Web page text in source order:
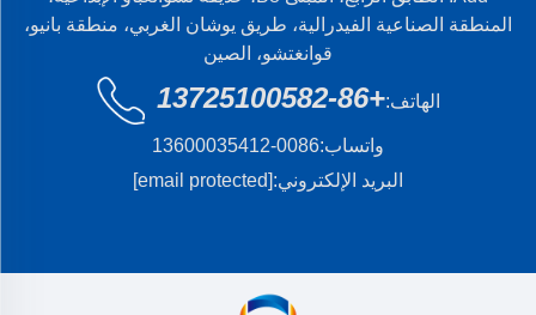
المنطقة الصناعية الفيدرالية، طريق يوشان الغربي، منطقة بانيو،
قوانغتشو، الصين
الهاتف:+86-13725100582
واتساب:0086-13600035412
البريد الإلكتروني:[email protected]